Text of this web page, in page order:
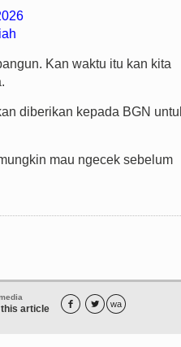
Kan waktu itu kan kita
diberikan kepada BGN
mau ngecek sebelum
article   wa